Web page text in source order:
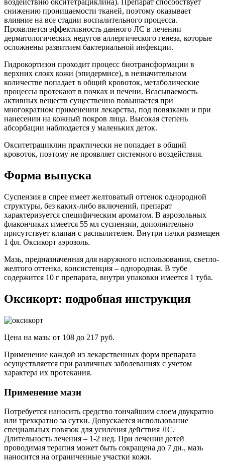
воздействию окситетрациклина). Препарат способствует
снижению проницаемости тканей, поэтому оказывает
влияние на все стадии воспалительного процесса.
Проявляется эффективность данного ЛС в лечении
дерматологических недугов аллергического генеза, которые
осложнены развитием бактериальной инфекции.
Гидрокортизон проходит процесс биотрансформации в
верхних слоях кожи (эпидермисе), в незначительном
количестве попадает в общий кровоток, метаболические
процессы протекают в почках и печени. Всасываемость
активных веществ существенно повышается при
многократном применении лекарства, под повязками и при
нанесении на кожный покров лица. Высокая степень
абсорбации наблюдается у маленьких деток.
Окситетрациклин практически не попадает в общий
кровоток, поэтому не проявляет системного воздействия.
Форма выпуска
Суспензия в спрее имеет желтоватый оттенок однородной
структуры, без каких-либо включений, препарат
характеризуется специфическим ароматом. В аэрозольных
флакончиках имеется 55 мл суспензии, дополнительно
присутствует клапан с распылителем. Внутри пачки размещен
1 фл. Оксикорт аэрозоль.
Мазь, предназначенная для наружного использования, светло-
желтого оттенка, консистенция – однородная. В тубе
содержится 10 г препарата, внутри упаковки имеется 1 туба.
Оксикорт: подробная инструкция
Цена на мазь: от 108 до 217 руб.
Применение каждой из лекарственных форм препарата
осуществляется при различных заболеваниях с учетом
характера их протекания.
Применение мази
Потребуется наносить средство тончайшим слоем двукратно
или трехкратно за сутки. Допускается использование
специальных повязок для усиления действия ЛС.
Длительность лечения – 1-2 нед. При лечении детей
проводимая терапия может быть сокращена до 7 дн., мазь
наносится на ограниченные участки кожи.